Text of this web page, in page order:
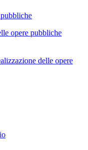
opere pubbliche
delle opere